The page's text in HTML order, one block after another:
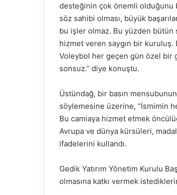
desteğinin çok önemli olduğunu
söz sahibi olması, büyük
bu işler olmaz. Bu yüzden bütün
hizmet veren saygın bir
Voleybol her geçen gün özel bir
sonsuz.” diye konuştu.
Üstündağ, bir basın
söylemesine üzerine, “İsmimin
Bu camiaya hizmet etmek
Avrupa ve dünya kürsüleri,
ifadelerini kullandı.
Gedik Yatırım Yönetim Kurulu
olmasına katkı vermek